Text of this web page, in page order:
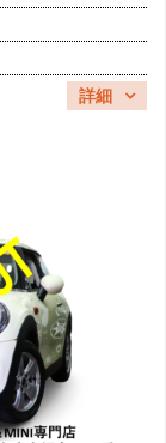
詳細